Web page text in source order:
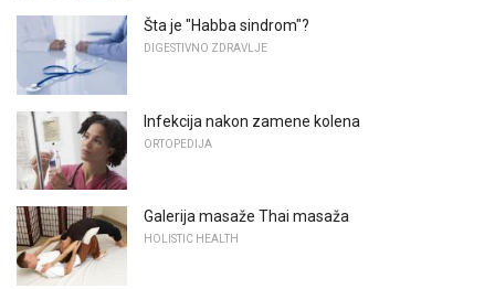
Šta je "Habba sindrom"?
DIGESTIVNO ZDRAVLJE
Infekcija nakon zamene kolena
ORTOPEDIJA
Galerija masaže Thai masaža
HOLISTIC HEALTH